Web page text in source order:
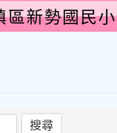
新勢國民
搜尋